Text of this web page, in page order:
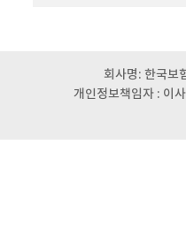
회사명: 한국보
개인정보책임자 :